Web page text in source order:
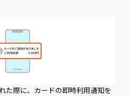
た際に、カードの即時利用通知を